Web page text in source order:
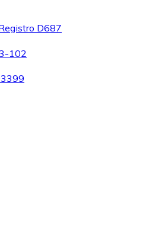
D687
102